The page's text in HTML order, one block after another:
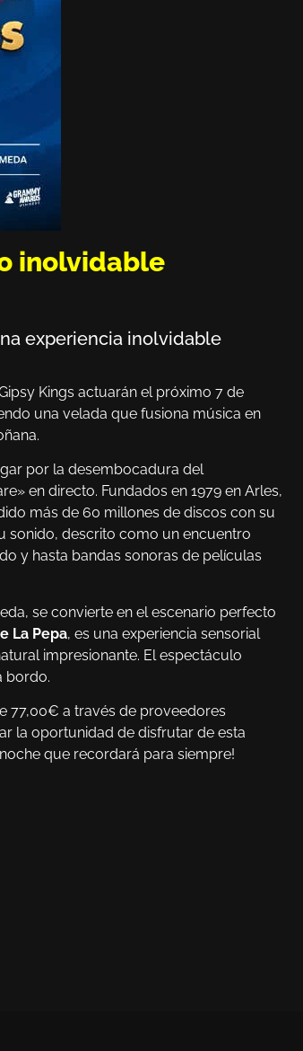
inolvidable
experiencia inolvidable
Kings actuarán el próximo 7 de
una velada que fusiona música en
por la desembocadura del
en directo. Fundados en 1979 en Arles,
más de 60 millones de discos con su
sonido, descrito como un encuentro
y hasta bandas sonoras de películas
se convierte en el escenario perfecto
La Pepa, es una experiencia sensorial
impresionante. El espectáculo
bordo.
77,00€ a través de proveedores
la oportunidad de disfrutar de esta
que recordará para siempre!